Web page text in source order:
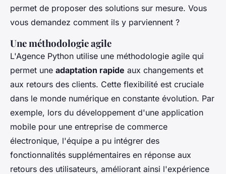
permet de proposer des solutions sur mesure. Vous
vous demandez comment ils y parviennent ?
Une méthodologie agile
L'Agence Python utilise une méthodologie agile qui
permet une adaptation rapide aux changements et
aux retours des clients. Cette flexibilité est cruciale
dans le monde numérique en constante évolution. Par
exemple, lors du développement d'une application
mobile pour une entreprise de commerce
électronique, l'équipe a pu intégrer des
fonctionnalités supplémentaires en réponse aux
retours des utilisateurs, améliorant ainsi l'expérience